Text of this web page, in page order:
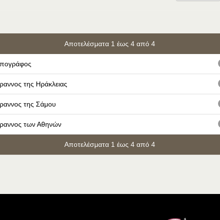
Αποτελέσματα 1 έως 4 από 4
της Ηράκλειας
της Σάμου
των Αθηνών
Αποτελέσματα 1 έως 4 από 4